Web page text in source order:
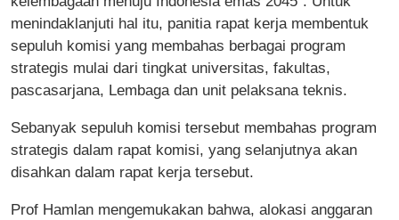
menindaklanjuti hal itu, panitia rapat kerja membentuk
sepuluh komisi yang membahas berbagai program
strategis mulai dari tingkat universitas, fakultas,
pascasarjana, Lembaga dan unit pelaksana teknis.
Sebanyak sepuluh komisi tersebut membahas program
strategis dalam rapat komisi, yang selanjutnya akan
disahkan dalam rapat kerja tersebut.
Prof Hamlan mengemukakan bahwa, alokasi anggaran